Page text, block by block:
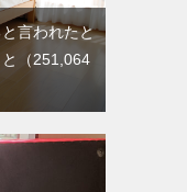
言われたと
（251,064